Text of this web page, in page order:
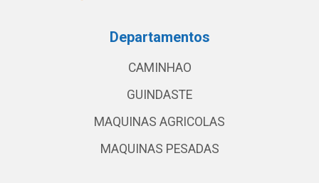
Departamentos
CAMINHAO
GUINDASTE
MAQUINAS AGRICOLAS
MAQUINAS PESADAS